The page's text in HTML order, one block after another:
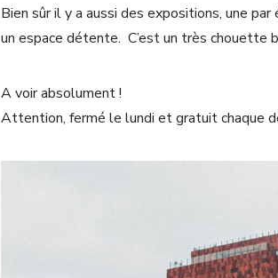
Bien sûr il y a aussi des expositions, une
un espace détente. C’est un très chouette
A voir absolument !
Attention, fermé le lundi et gratuit chaque